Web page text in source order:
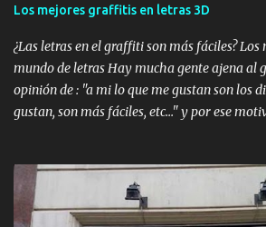
temáticos. Enlace: Graffiti Coloring Pages
Colorear baratos: libro-para-colorear-de-
COLOREAR GRAFFITI ...
Los mejores graffitis en letras 3D
¿Las letras en el graffiti son más fáciles?
mundo de letras Hay mucha gente ajena al
opinión de : "a mi lo que me gustan son los
gustan, son más fáciles, etc..." y por ese
muchísimo más complejas que cualquier
voy a dejar los que a mi modo de ver son
del mundo en letras 3d (model pastel).